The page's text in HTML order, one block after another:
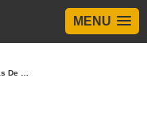
MENU